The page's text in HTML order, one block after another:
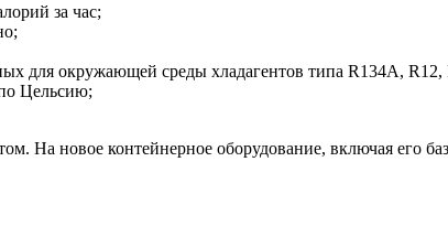
за час;
для окружающей среды хладагентов типа R134A,
Цельсию;
На новое контейнерное оборудование, включая его